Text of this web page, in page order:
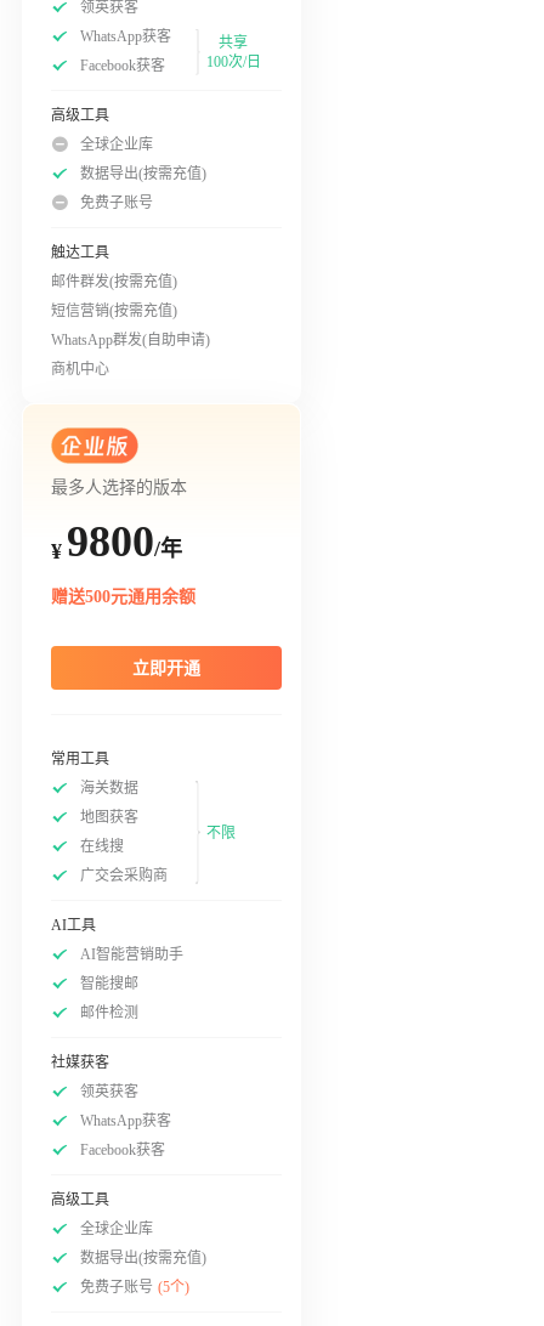
领英获客
WhatsApp获客
Facebook获客
共享
100次/日
高级工具
全球企业库
数据导出(按需充值)
免费子账号
触达工具
邮件群发(按需充值)
短信营销(按需充值)
WhatsApp群发(自助申请)
商机中心
最多人选择的版本
¥ 9800/年
赠送500元通用余额
立即开通
常用工具
海关数据
地图获客
在线搜
广交会采购商
不限
AI工具
AI智能营销助手
智能搜邮
邮件检测
社媒获客
领英获客
WhatsApp获客
Facebook获客
高级工具
全球企业库
数据导出(按需充值)
免费子账号 (5个)